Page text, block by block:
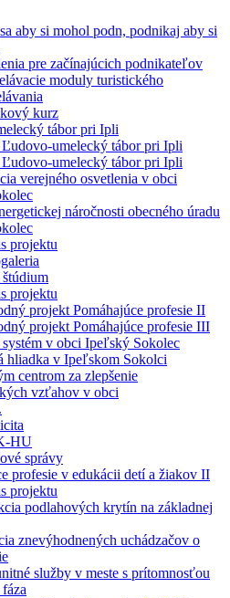
aby si mohol podn, podnikaj aby si
pre začínajúcich podnikateľov
moduly turistického
kurz
tábor pri Ipli
umelecký tábor pri Ipli
umelecký tábor pri Ipli
verejného osvetlenia v obci
náročnosti obecného úradu
projektu
projektu
projekt Pomáhajúce profesie II
projekt Pomáhajúce profesie III
v obci Ipeľský Sokolec
hliadka v Ipeľskom Sokolci
centrom za zlepšenie
vzťahov v obci
HU
správy
profesie v edukácii detí a žiakov II
projektu
podlahových krytín na základnej
znevýhodnených uchádzačov o
služby v meste s prítomnosťou